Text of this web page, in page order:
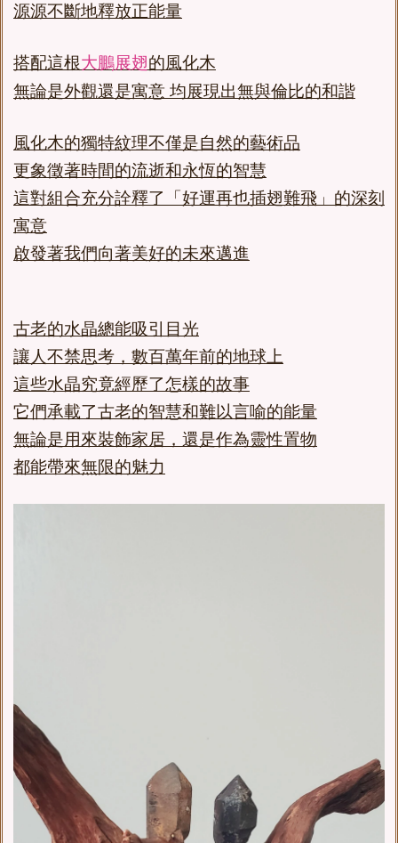
源源不斷地釋放正能量
搭配這根大鵬展翅的風化木
無論是外觀還是寓意 均展現出無與倫比的和諧
風化木的獨特紋理不僅是自然的藝術品
更象徵著時間的流逝和永恆的智慧
這對組合充分詮釋了「好運再也插翅難飛」的深刻
寓意
啟發著我們向著美好的未來邁進
古老的水晶總能吸引目光
讓人不禁思考，數百萬年前的地球上
這些水晶究竟經歷了怎樣的故事
它們承載了古老的智慧和難以言喻的能量
無論是用來裝飾家居，還是作為靈性置物
都能帶來無限的魅力